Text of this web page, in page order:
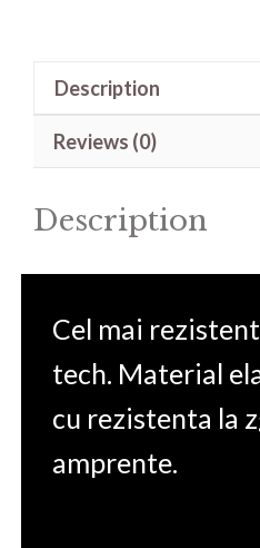
Description
Reviews (0)
Description
Cel mai
tech. Material
cu rezistenta la
amprente.